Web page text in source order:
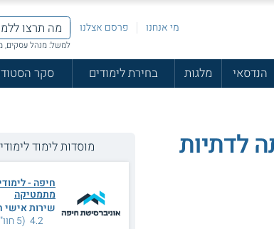
מי אנחנו פרסם אצלנו
למשל: מנהל
הנדסאי מלגות בחירת לימודים סקר
לדתיות מוסדות לימוד
חיפה -
מתמטיקה
שירות אישי
4.2 (5 חוו"ד)